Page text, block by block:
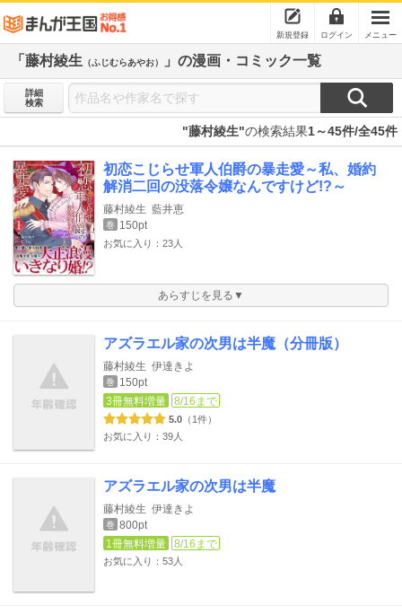
新規登録 ログイン メニュー
「藤村綾生 （ふじむらあやお） 」の漫画・コミック一覧
詳細
検索
"藤村綾生"の検索結果1～45件/全45件
初恋こじらせ軍人伯爵の暴走愛～私、婚約
解消二回の没落令嬢なんですけど!?～
藤村綾生 藍井恵
巻 150pt
お気に入り：23人
あらすじを見る▼
アズラエル家の次男は半魔（分冊版）
藤村綾生 伊達きよ
巻
150pt
3冊無料増量
8/16まで
5.0 （1件）
お気に入り：39人
アズラエル家の次男は半魔
藤村綾生 伊達きよ
巻 800pt
1冊無料増量
8/16まで
お気に入り：53人